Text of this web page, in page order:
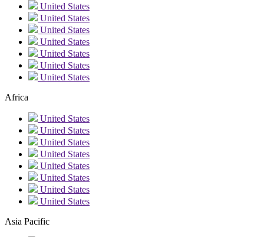
United States
United States
United States
United States
United States
United States
United States
Africa
United States
United States
United States
United States
United States
United States
United States
United States
Asia Pacific